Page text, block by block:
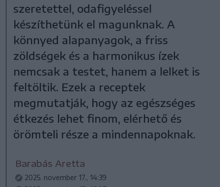
szeretettel, odafigyeléssel
készíthetünk el magunknak. A
könnyed alapanyagok, a friss
zöldségek és a harmonikus ízek
nemcsak a testet, hanem a lelket is
feltöltik. Ezek a receptek
megmutatják, hogy az egészséges
étkezés lehet finom, elérhető és
örömteli része a mindennapoknak.
Barabás Aretta
2025. november 17., 14:39